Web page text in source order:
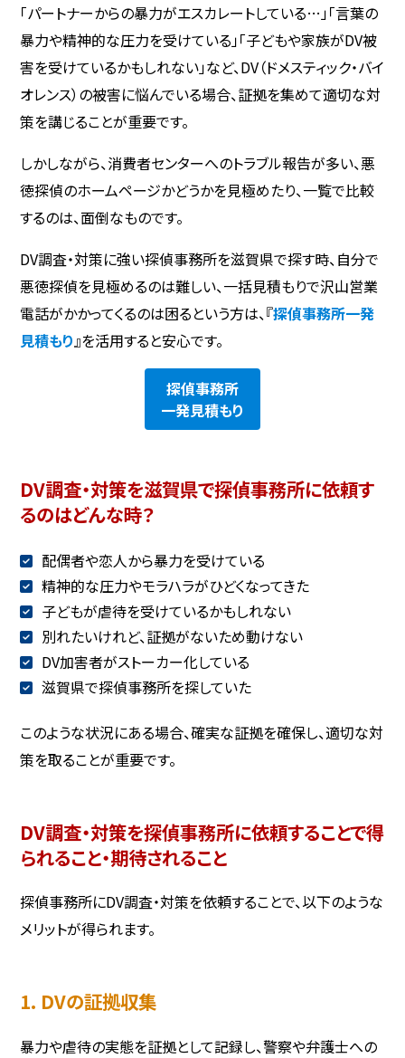
「パートナーからの暴力がエスカレートしている…」「言葉の
暴力や精神的な圧力を受けている」「子どもや家族がDV被
害を受けているかもしれない」など、DV（ドメスティック・バイ
オレンス）の被害に悩んでいる場合、証拠を集めて適切な対
策を講じることが重要です。
しかしながら、消費者センターへのトラブル報告が多い、悪
徳探偵のホームページかどうかを見極めたり、一覧で比較
するのは、面倒なものです。
DV調査・対策に強い探偵事務所を滋賀県で探す時、自分で
悪徳探偵を見極めるのは難しい、一括見積もりで沢山営業
電話がかかってくるのは困るという方は、『探偵事務所一発
見積もり 』を活用すると安心です。
探偵事務所
一発見積もり
DV調査・対策を滋賀県で探偵事務所に依頼す
るのはどんな時？
配偶者や恋人から暴力を受けている
精神的な圧力やモラハラがひどくなってきた
子どもが虐待を受けているかもしれない
別れたいけれど、証拠がないため動けない
DV加害者がストーカー化している
滋賀県で探偵事務所を探していた
このような状況にある場合、確実な証拠を確保し、適切な対
策を取ることが重要です。
DV調査・対策を探偵事務所に依頼することで得
られること・期待されること
探偵事務所にDV調査・対策を依頼することで、以下のような
メリットが得られます。
1. DVの証拠収集
暴力や虐待の実態を証拠として記録し、警察や弁護士への